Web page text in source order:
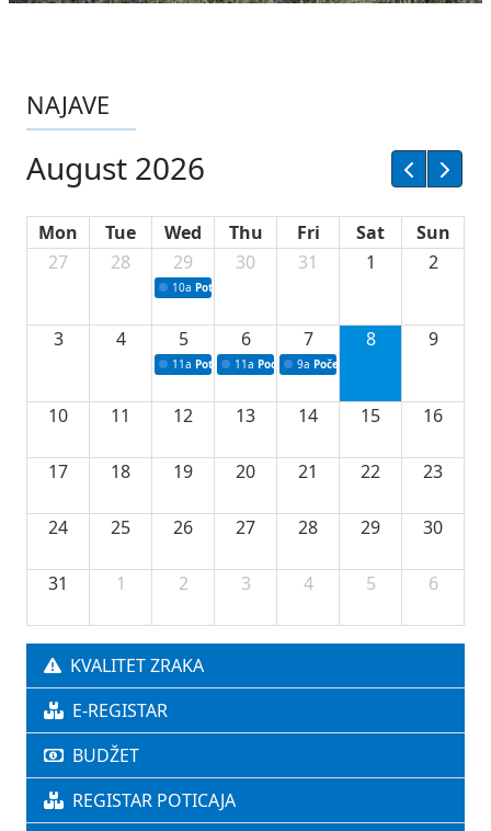
NAJAVE
August 2026
Mon Tue Wed Thu Fri Sat
Sun
27
28 29
10a Potpisivanje ugovora sa neprofitnim
30 31 1 2
3 4 5
11a Potpisivanje ugovora o stipendijama za
6
11a Podrška razvoju vodne infrastrukture u
7
9a Početak izgradnje nove
8 9
10 11 12 13 14 15 16
17 18 19 20 21 22 23
24 25 26 27 28 29 30
31 1 2 3 4 5 6
KVALITET ZRAKA
E-REGISTAR
BUDŽET
REGISTAR POTICAJA